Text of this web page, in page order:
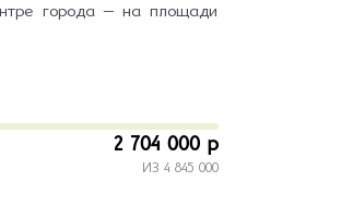
города – на площади
2 704 000 р
ИЗ 4 845 000